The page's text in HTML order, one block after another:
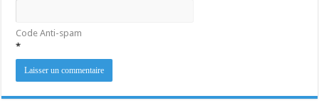
Code Anti-spam
*